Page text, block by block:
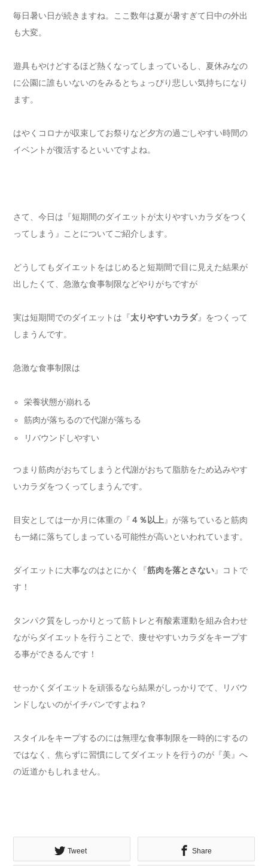
毎日暑い日が続きますね。ここ数年は夏が暑すぎて日中の外出
も大変。
遊具もやけどするほど熱くなってしまっているし、夏休みなの
に公園に誰もいないのをみるとちょっぴり悲しい気持ちになり
ます。
はやくコロナが収束してお祭りなど夕方の過ごしやすい時間の
イベントが復活するといいですよね。
さて、今日は『短期間のダイエットが太りやすいカラダをつく
ってしまう』ことについてご紹介します。
どうしてもダイエットをはじめると短期間で目に見えた結果が
出したくて、急激な食事制限などやりがちですが
実は短期間でのダイエットは『太りやすいカラダ』をつくって
しまうんです。
急激な食事制限は
栄養状態が崩れる
筋肉が落ちるので代謝が落ちる
リバウンドしやすい
つまり筋肉がおちてしまうと代謝がおちて脂肪をため込みやす
いカラダをつくってしまうんです。
目安としては一か月に体重の『 ４％以上 』が落ちていると筋肉
も一緒に落ちてしまっている可能性が高いといわれています。
ダイエットに大事なのはとにかく『筋肉を落とさない』コトで
す！
タンパク質をしっかりとって筋トレと有酸素運動を組み合わせ
ながらダイエットを行うことで、痩せやすいカラダをキープす
る事ができるんです！
せっかくダイエットを頑張るなら結果がしっかりでて、リバウ
ンドしないのがイチバンですよね？
スタイルをキープするのには無理な食事制限を一時的にするの
ではなく、焦らずに習慣にしてダイエットを行うのが『美』へ
の近道かもしれません。
Tweet Share